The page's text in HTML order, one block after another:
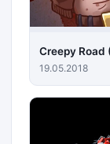
Creepy Road
19.05.2018